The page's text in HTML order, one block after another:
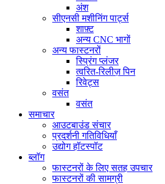
अंश
सीएनसी मशीनिंग पार्ट्स
शाफ़्ट
अन्य CNC भागों
अन्य फास्टनरों
स्प्रिंग प्लंजर
त्वरित-रिलीज़ पिन
रिवेट्स
वसंत
वसंत
समाचार
आउटबाउंड संचार
प्रदर्शनी गतिविधियाँ
उद्योग हॉटस्पॉट
ब्लॉग
फास्टनरों के लिए सतह उपचार
फास्टनरों की सामग्री